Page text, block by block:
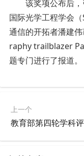
该奖项公布后
国际光学工程学会
通信的开拓者潘建
raphy trailblazer
题专门进行了报道。
上一个